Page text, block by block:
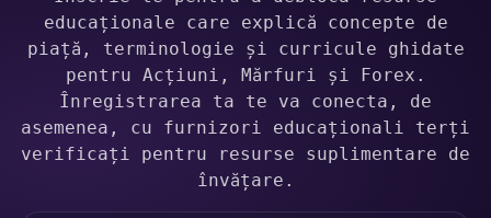
educaționale care explică concepte de
piață, terminologie și curricule ghidate
pentru Acțiuni, Mărfuri și Forex.
Înregistrarea ta te va conecta, de
asemenea, cu furnizori educaționali terți
verificați pentru resurse suplimentare de
învățare.